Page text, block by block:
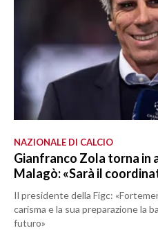
NAZIONALE DI CALCIO
Gianfranco Zola torna in
Malagò: «Sarà il
Il presidente della Figc:
carisma e la sua preparazione la
futuro»